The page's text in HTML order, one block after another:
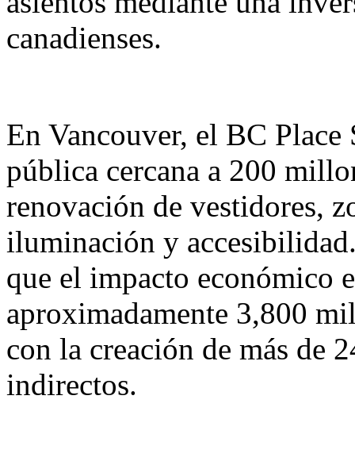
canadienses.
En Vancouver, el BC
pública cercana a 200
renovación de vestidores,
iluminación y
que el impacto económico
aproximadamente 3,800
con la creación de más de
indirectos.